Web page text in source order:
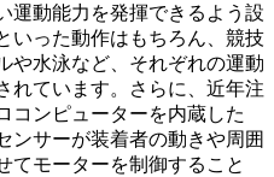
運動能力を発揮できるよう設
いった動作はもちろん、競技
や水泳など、それぞれの運動
れています。さらに、近年注
コンピューターを内蔵した
ンサーが装着者の動きや周囲
てモーターを制御すること